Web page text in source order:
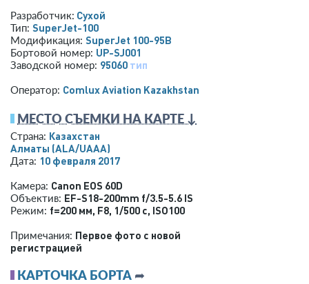
Разработчик: Сухой
Тип: SuperJet-100
Модификация: SuperJet 100-95B
Бортовой номер: UP-SJ001
Заводской номер: 95060 тип
Оператор: Comlux Aviation Kazakhstan
МЕСТО СЪЕМКИ НА КАРТЕ ↓
Страна: Казахстан
Алматы (ALA/UAAA)
Дата: 10 февраля 2017
Камера: Canon EOS 60D
Объектив: EF-S18-200mm f/3.5-5.6 IS
Режим: f=200 мм, F8, 1/500 с, ISO100
Примечания: Первое фото с новой
регистрацией
КАРТОЧКА БОРТА ➦